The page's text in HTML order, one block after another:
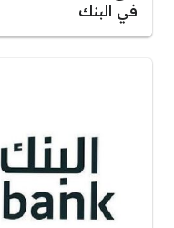
في البنك